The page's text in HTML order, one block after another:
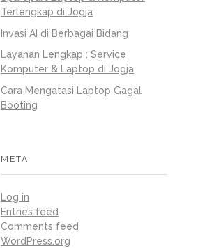
Terlengkap di Jogja
Invasi AI di Berbagai Bidang
Layanan Lengkap : Service
Komputer & Laptop di Jogja
Cara Mengatasi Laptop Gagal
Booting
META
Log in
Entries feed
Comments feed
WordPress.org